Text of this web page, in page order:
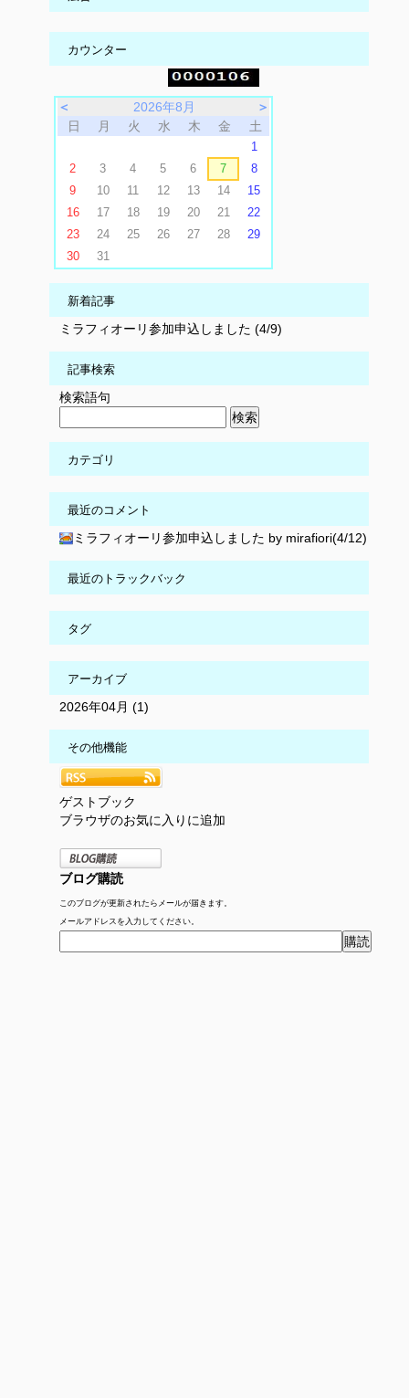
カウンター
＜ 2026年8月
＞
日
月 火 水 木 金 土
1
2
3 4 5 6 7
8
9
10 11 12 13 14
15
16
17 18 19 20 21
22
23
24 25 26 27 28
29
30
31
新着記事
ミラフィオーリ参加申込しました (4/9)
記事検索
検索語句
カテゴリ
最近のコメント
ミラフィオーリ参加申込しました by mirafiori(4/12)
最近のトラックバック
タグ
アーカイブ
2026年04月 (1)
その他機能
ゲストブック
ブラウザのお気に入りに追加
ブログ購読
このブログが更新されたらメールが届きます。
メールアドレスを入力してください。